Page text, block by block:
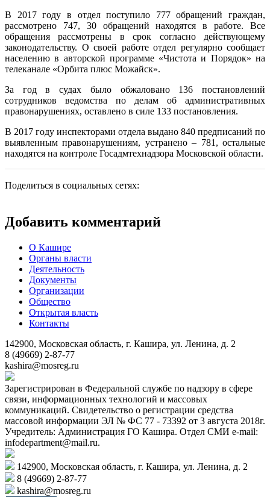
В 2017 году в отдел поступило 777 обращений граждан,
рассмотрено 747, 30 обращений находятся в работе. Все
обращения рассмотрены в срок согласно действующему
законодательству. О своей работе отдел регулярно сообщает
населению в авторской программе «Чистота и Порядок» на
телеканале «Орбита плюс Можайск».
За год в судах было обжаловано 136 постановлений
сотрудников ведомства по делам об административных
правонарушениях, оставлено в силе 133 постановления.
В 2017 году инспекторами отдела выдано 840 предписаний по
выявленным правонарушениям, устранено – 781, остальные
находятся на контроле Госадмтехнадзора Московской области.
Поделиться в социальных сетях:
Добавить комментарий
О Кашире
Органы власти
Деятельность
Документы
Организации
Общество
Открытая власть
Контакты
142900, Московская область, г. Кашира, ул. Ленина, д. 2
8 (49669) 2-87-77
kashira@mosreg.ru
Зарегистрирован в Федеральной службе по надзору в сфере
связи, информационных технологий и массовых
коммуникаций. Свидетельство о регистрации средства
массовой информации ЭЛ № ФС 77 - 73392 от 3 августа 2018г.
Учредитель: Администрация ГО Кашира. Отдел СМИ e-mail:
infodepartment@mail.ru.
142900, Московская область, г. Кашира, ул. Ленина, д. 2
8 (49669) 2-87-77
kashira@mosreg.ru